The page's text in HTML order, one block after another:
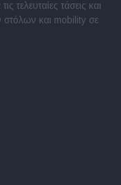
τελευταίες τάσεις και
στόλων και mobility σε